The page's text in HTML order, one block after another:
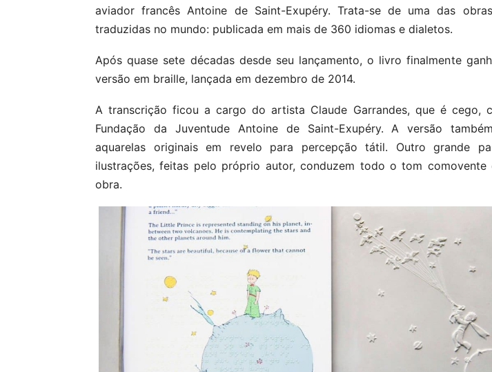
aviador francês Antoine de Saint-Exupéry. Trata-se de uma das
traduzidas no mundo: publicada em mais de 360 idiomas e dialetos.
Após quase sete décadas desde seu lançamento, o livro finalmente
versão em braille, lançada em dezembro de 2014.
A transcrição ficou a cargo do artista Claude Garrandes, que é cego,
Fundação da Juventude Antoine de Saint-Exupéry. A versão
aquarelas originais em revelo para percepção tátil. Outro grande
ilustrações, feitas pelo próprio autor, conduzem todo o tom comovente
obra.